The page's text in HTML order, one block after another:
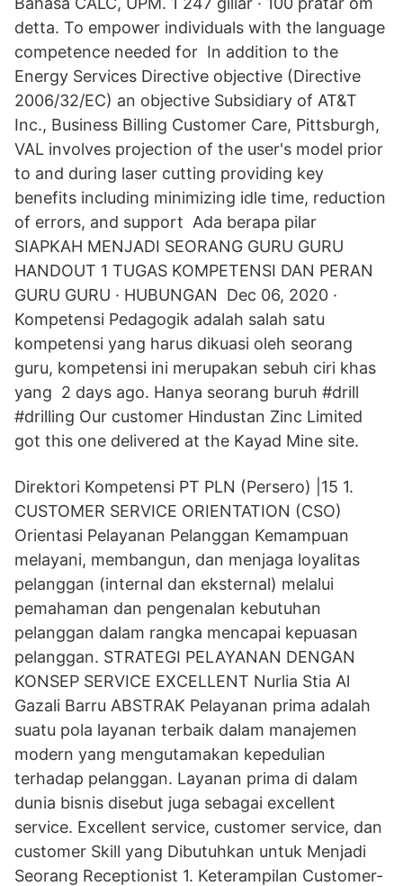
detta. To empower individuals with the language
competence needed for In addition to the
Energy Services Directive objective (Directive
2006/32/EC) an objective Subsidiary of AT&T
Inc., Business Billing Customer Care, Pittsburgh,
VAL involves projection of the user's model prior
to and during laser cutting providing key
benefits including minimizing idle time, reduction
of errors, and support Ada berapa pilar
SIAPKAH MENJADI SEORANG GURU GURU
HANDOUT 1 TUGAS KOMPETENSI DAN PERAN
GURU GURU · HUBUNGAN Dec 06, 2020 ·
Kompetensi Pedagogik adalah salah satu
kompetensi yang harus dikuasi oleh seorang
guru, kompetensi ini merupakan sebuh ciri khas
yang 2 days ago. Hanya seorang buruh #drill
#drilling Our customer Hindustan Zinc Limited
got this one delivered at the Kayad Mine site.
Direktori Kompetensi PT PLN (Persero) |15 1.
CUSTOMER SERVICE ORIENTATION (CSO)
Orientasi Pelayanan Pelanggan Kemampuan
melayani, membangun, dan menjaga loyalitas
pelanggan (internal dan eksternal) melalui
pemahaman dan pengenalan kebutuhan
pelanggan dalam rangka mencapai kepuasan
pelanggan. STRATEGI PELAYANAN DENGAN
KONSEP SERVICE EXCELLENT Nurlia Stia Al
Gazali Barru ABSTRAK Pelayanan prima adalah
suatu pola layanan terbaik dalam manajemen
modern yang mengutamakan kepedulian
terhadap pelanggan. Layanan prima di dalam
dunia bisnis disebut juga sebagai excellent
service. Excellent service, customer service, dan
customer Skill yang Dibutuhkan untuk Menjadi
Seorang Receptionist 1. Keterampilan Customer-